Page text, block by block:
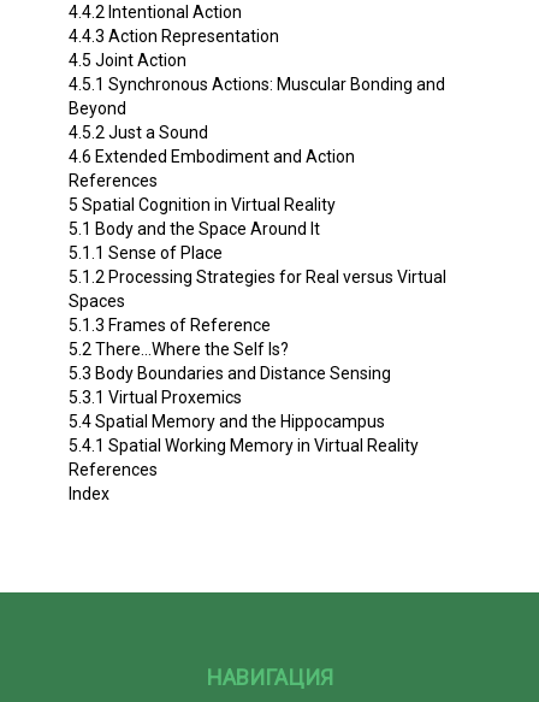
4.4.2 Intentional Action
4.4.3 Action Representation
4.5 Joint Action
4.5.1 Synchronous Actions: Muscular Bonding and
Beyond
4.5.2 Just a Sound
4.6 Extended Embodiment and Action
References
5 Spatial Cognition in Virtual Reality
5.1 Body and the Space Around It
5.1.1 Sense of Place
5.1.2 Processing Strategies for Real versus Virtual
Spaces
5.1.3 Frames of Reference
5.2 There…Where the Self Is?
5.3 Body Boundaries and Distance Sensing
5.3.1 Virtual Proxemics
5.4 Spatial Memory and the Hippocampus
5.4.1 Spatial Working Memory in Virtual Reality
References
Index
НАВИГАЦИЯ